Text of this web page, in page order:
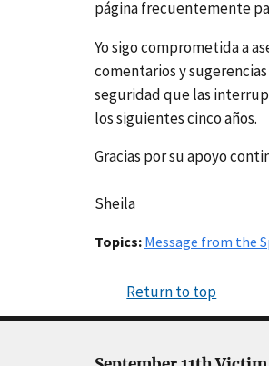
página frecuentemente
Yo sigo comprometida a
comentarios y
seguridad que las
los siguientes cinco años.
Gracias por su apoyo
Sheila
Topics Message from the
Return to top